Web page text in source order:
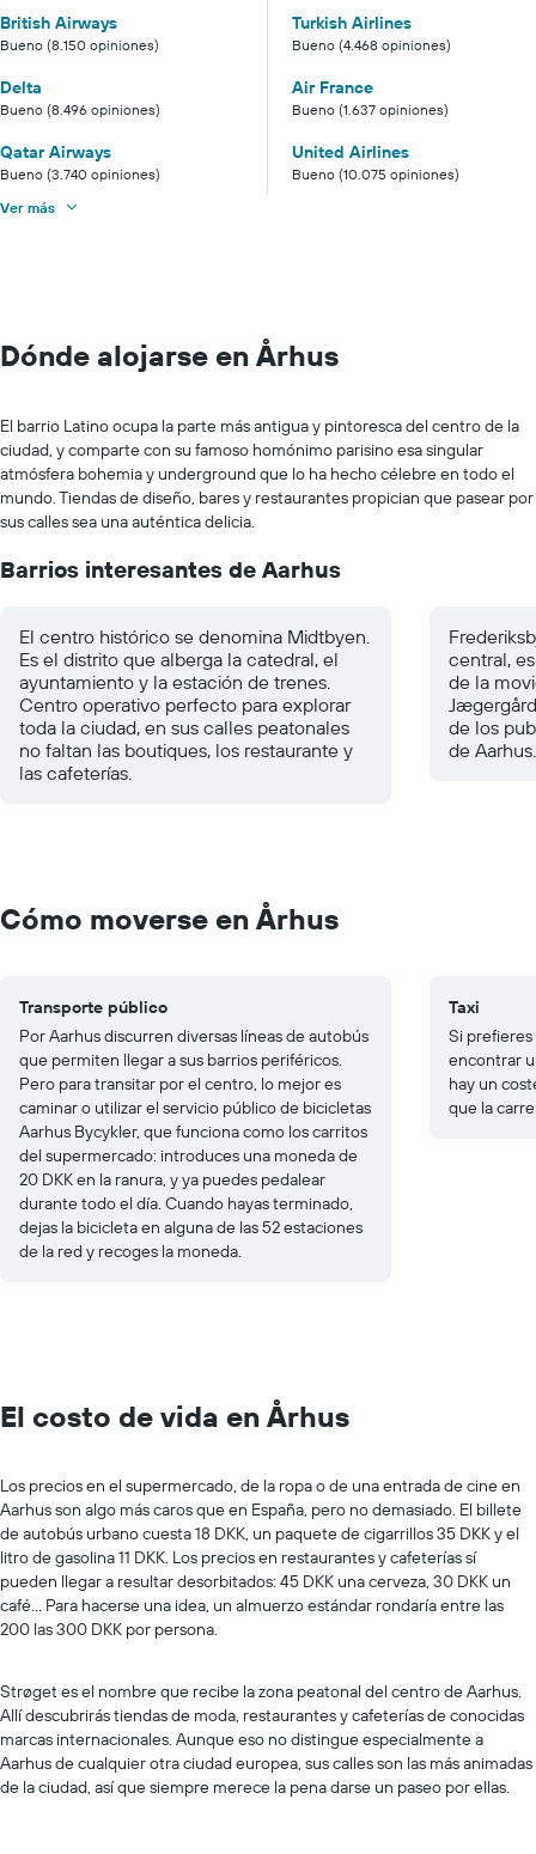
British Airways
Bueno (8.150 opiniones)
Turkish Airlines
Bueno (4.468 opiniones)
Delta
Bueno (8.496 opiniones)
Air France
Bueno (1.637 opiniones)
Qatar Airways
Bueno (3.740 opiniones)
United Airlines
Bueno (10.075 opiniones)
Ver más
Dónde alojarse en Århus
El barrio Latino ocupa la parte más antigua y pintoresca del centro de la
ciudad, y comparte con su famoso homónimo parisino esa singular
atmósfera bohemia y underground que lo ha hecho célebre en todo el
mundo. Tiendas de diseño, bares y restaurantes propician que pasear por
sus calles sea una auténtica delicia.
Barrios interesantes de Aarhus
El centro histórico se denomina Midtbyen.
Es el distrito que alberga la catedral, el
ayuntamiento y la estación de trenes.
Centro operativo perfecto para explorar
toda la ciudad, en sus calles peatonales
no faltan las boutiques, los restaurante y
las cafeterías.
central,
de la
de los
de Aarhus.
Cómo moverse en Århus
Transporte público
Por Aarhus discurren diversas líneas de autobús
que permiten llegar a sus barrios periféricos.
Pero para transitar por el centro, lo mejor es
caminar o utilizar el servicio público de bicicletas
Aarhus Bycykler, que funciona como los carritos
del supermercado: introduces una moneda de
20 DKK en la ranura, y ya puedes pedalear
durante todo el día. Cuando hayas terminado,
dejas la bicicleta en alguna de las 52 estaciones
de la red y recoges la moneda.
Taxi
Si
encontrar
hay un
que la
El costo de vida en Århus
Los precios en el supermercado, de la ropa o de una entrada de cine en
Aarhus son algo más caros que en España, pero no demasiado. El billete
de autobús urbano cuesta 18 DKK, un paquete de cigarrillos 35 DKK y el
litro de gasolina 11 DKK. Los precios en restaurantes y cafeterías sí
pueden llegar a resultar desorbitados: 45 DKK una cerveza, 30 DKK un
café... Para hacerse una idea, un almuerzo estándar rondaría entre las
200 las 300 DKK por persona.
Strøget es el nombre que recibe la zona peatonal del centro de Aarhus.
Allí descubrirás tiendas de moda, restaurantes y cafeterías de conocidas
marcas internacionales. Aunque eso no distingue especialmente a
Aarhus de cualquier otra ciudad europea, sus calles son las más animadas
de la ciudad, así que siempre merece la pena darse un paseo por ellas.